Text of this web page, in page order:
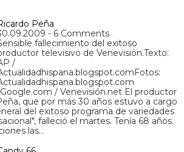
Peña
- 6 Comments
fallecimiento del exitoso
televisivo de Venevisión.Texto:
/
/ Venevisión.net El productor
que por más 30 años estuvo a cargo
del exitoso programa de variedades
falleció el martes. Tenía 68 años.
las…